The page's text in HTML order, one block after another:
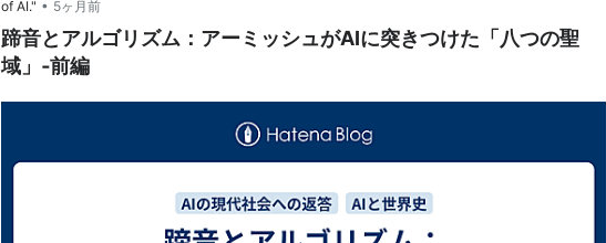
of AI." • 5ヶ月前
蹄音とアルゴリズム：アーミッシュがAIに突きつけた「八つの聖
域」‐前編